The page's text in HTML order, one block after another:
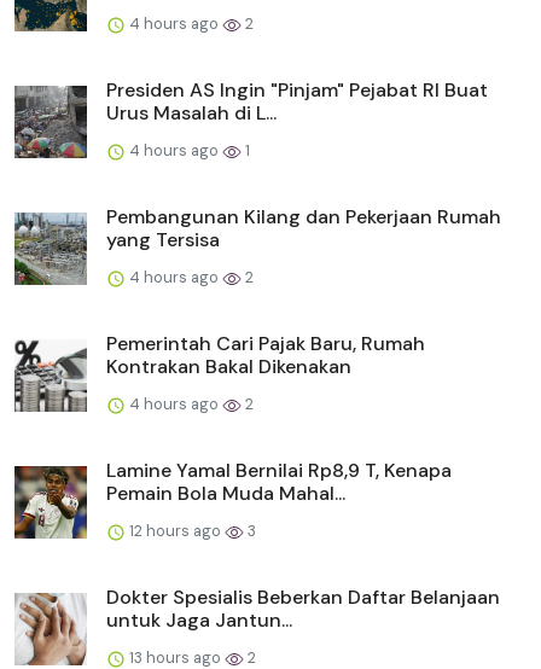
4 hours ago 2
Presiden AS Ingin "Pinjam" Pejabat RI Buat
Urus Masalah di L...
4 hours ago 1
Pembangunan Kilang dan Pekerjaan Rumah
yang Tersisa
4 hours ago 2
Pemerintah Cari Pajak Baru, Rumah
Kontrakan Bakal Dikenakan
4 hours ago 2
Lamine Yamal Bernilai Rp8,9 T, Kenapa
Pemain Bola Muda Mahal...
12 hours ago 3
Dokter Spesialis Beberkan Daftar Belanjaan
untuk Jaga Jantun...
13 hours ago 2